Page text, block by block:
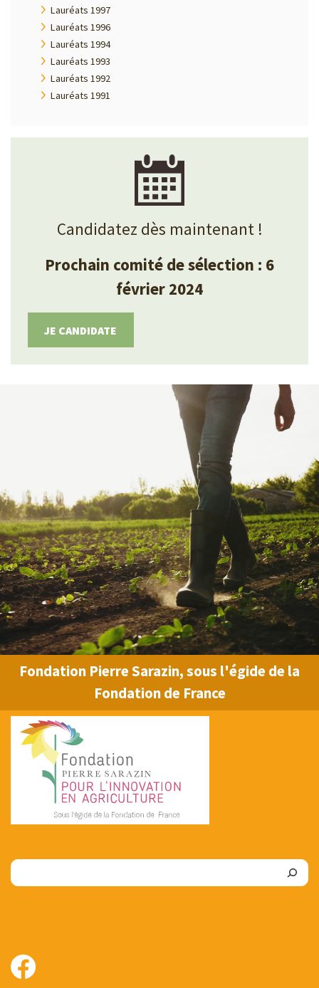
Lauréats 1997
Lauréats 1996
Lauréats 1994
Lauréats 1993
Lauréats 1992
Lauréats 1991
Candidatez dès maintenant !
Prochain comité de sélection : 6
février 2024
JE CANDIDATE
Fondation Pierre Sarazin, sous l'égide de la
Fondation de France
Rechercher